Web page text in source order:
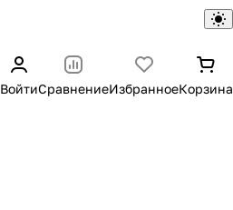
ВойтиСравнениеИзбранноеКорзина